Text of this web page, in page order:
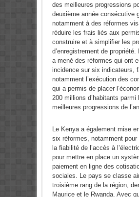
des meilleures progressions
deuxième année consécutive
notamment à des réformes
réduire les frais liés aux
construire et à simplifier les
d’enregistrement de propriété.
a mené des réformes qui ont
incidence sur six indicateurs,
notamment l’exécution des
qui a permis de placer
200 millions d’habitants parmi
meilleures progressions de
Le Kenya a également mise
six réformes, notamment pour
la fiabilité de l’accès à
pour mettre en place un
paiement en ligne des
sociales. Le pays se classe
troisième rang de la région,
Maurice et le Rwanda. Avec